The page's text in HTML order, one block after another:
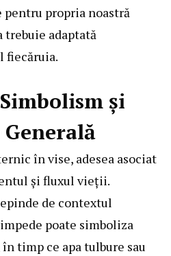
pentru propria noastră
adaptată
fiecăruia.
și
în vise, adesea asociat
și fluxul vieții.
de contextul
poate simboliza
timp ce apa tulbure sau